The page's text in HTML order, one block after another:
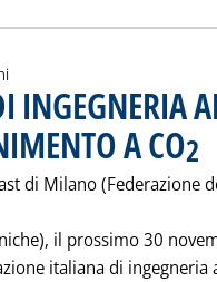
INGEGNERIA
A CO2
di Milano (Federazione
il prossimo 30
italiana di ingegneria